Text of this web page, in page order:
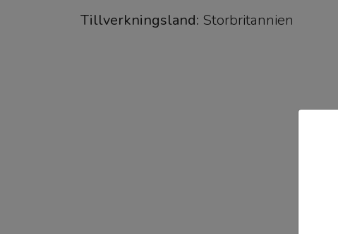
Tillverkningsland: Storbritannien